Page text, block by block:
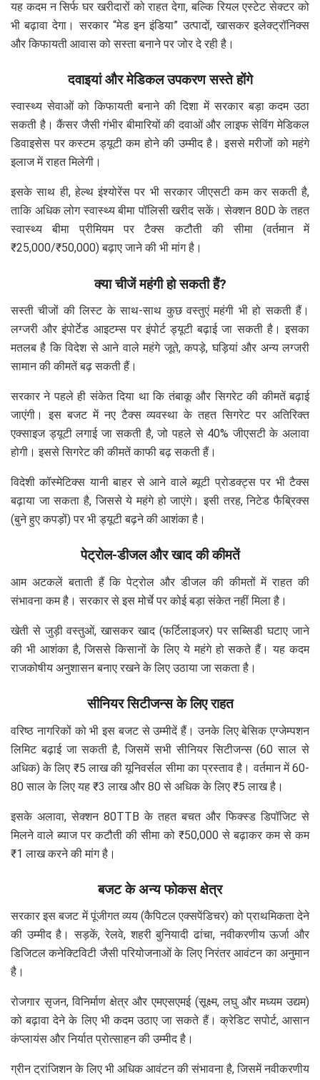
यह कदम न सिर्फ घर खरीदारों को राहत देगा, बल्कि रियल एस्टेट सेक्टर को
भी बढ़ावा देगा। सरकार “मेड इन इंडिया” उत्पादों, खासकर इलेक्ट्रॉनिक्स
और किफायती आवास को सस्ता बनाने पर जोर दे रही है।
दवाइयां और मेडिकल उपकरण सस्ते होंगे
स्वास्थ्य सेवाओं को किफायती बनाने की दिशा में सरकार बड़ा कदम उठा
सकती है। कैंसर जैसी गंभीर बीमारियों की दवाओं और लाइफ सेविंग मेडिकल
डिवाइसेस पर कस्टम ड्यूटी कम होने की उम्मीद है। इससे मरीजों को महंगे
इलाज में राहत मिलेगी।
इसके साथ ही, हेल्थ इंश्योरेंस पर भी सरकार जीएसटी कम कर सकती है,
ताकि अधिक लोग स्वास्थ्य बीमा पॉलिसी खरीद सकें। सेक्शन 80D के तहत
स्वास्थ्य बीमा प्रीमियम पर टैक्स कटौती की सीमा (वर्तमान में
₹25,000/₹50,000) बढ़ाए जाने की भी मांग है।
क्या चीजें महंगी हो सकती हैं?
सस्ती चीजों की लिस्ट के साथ-साथ कुछ वस्तुएं महंगी भी हो सकती हैं।
लग्जरी और इंपोर्टेड आइटम्स पर इंपोर्ट ड्यूटी बढ़ाई जा सकती है। इसका
मतलब है कि विदेश से आने वाले महंगे जूते, कपड़े, घड़ियां और अन्य लग्जरी
सामान की कीमतें बढ़ सकती हैं।
सरकार ने पहले ही संकेत दिया था कि तंबाकू और सिगरेट की कीमतें बढ़ाई
जाएंगी। इस बजट में नए टैक्स व्यवस्था के तहत सिगरेट पर अतिरिक्त
एक्साइज ड्यूटी लगाई जा सकती है, जो पहले से 40% जीएसटी के अलावा
होगी। इससे सिगरेट की कीमतें काफी बढ़ सकती हैं।
विदेशी कॉस्मेटिक्स यानी बाहर से आने वाले ब्यूटी प्रोडक्ट्स पर भी टैक्स
बढ़ाया जा सकता है, जिससे ये महंगे हो जाएंगे। इसी तरह, निटेड फैब्रिक्स
(बुने हुए कपड़ों) पर भी ड्यूटी बढ़ने की आशंका है।
पेट्रोल-डीजल और खाद की कीमतें
आम अटकलें बताती हैं कि पेट्रोल और डीजल की कीमतों में राहत की
संभावना कम है। सरकार से इस मोर्चे पर कोई बड़ा संकेत नहीं मिला है।
खेती से जुड़ी वस्तुओं, खासकर खाद (फर्टिलाइजर) पर सब्सिडी घटाए जाने
की भी आशंका है, जिससे किसानों के लिए ये महंगे हो सकते हैं। यह कदम
राजकोषीय अनुशासन बनाए रखने के लिए उठाया जा सकता है।
सीनियर सिटीजन्स के लिए राहत
वरिष्ठ नागरिकों को भी इस बजट से उम्मीदें हैं। उनके लिए बेसिक एग्जेम्पशन
लिमिट बढ़ाई जा सकती है, जिसमें सभी सीनियर सिटीजन्स (60 साल से
अधिक) के लिए ₹5 लाख की यूनिवर्सल सीमा का प्रस्ताव है। वर्तमान में 60-
80 साल के लिए यह ₹3 लाख और 80 से अधिक के लिए ₹5 लाख है।
इसके अलावा, सेक्शन 80TTB के तहत बचत और फिक्स्ड डिपॉजिट से
मिलने वाले ब्याज पर कटौती की सीमा को ₹50,000 से बढ़ाकर कम से कम
₹1 लाख करने की मांग है।
बजट के अन्य फोकस क्षेत्र
सरकार इस बजट में पूंजीगत व्यय (कैपिटल एक्सपेंडिचर) को प्राथमिकता देने
की उम्मीद है। सड़कें, रेलवे, शहरी बुनियादी ढांचा, नवीकरणीय ऊर्जा और
डिजिटल कनेक्टिविटी जैसी परियोजनाओं के लिए निरंतर आवंटन का अनुमान
है।
रोजगार सृजन, विनिर्माण क्षेत्र और एमएसएमई (सूक्ष्म, लघु और मध्यम उद्यम)
को बढ़ावा देने के लिए भी कदम उठाए जा सकते हैं। क्रेडिट सपोर्ट, आसान
कंप्लायंस और निर्यात प्रोत्साहन की उम्मीद है।
ग्रीन ट्रांजिशन के लिए भी अधिक आवंटन की संभावना है, जिसमें नवीकरणीय